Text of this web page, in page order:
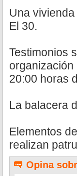
Una
El 30.
Testimonios
organización
20:00 horas
La balacera
Elementos
realizan
Opina